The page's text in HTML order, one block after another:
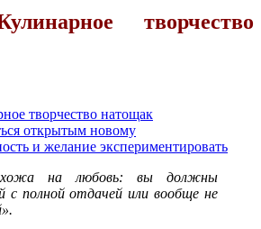
творчество
творчество натощак
открытым новому
и желание экспериментировать
на любовь: вы должны
с полной отдачей или вообще не